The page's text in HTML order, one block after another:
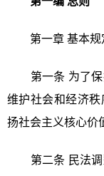
第一章 基本规
第一条 为了保
维护社会和经济
扬社会主义核心价
第二条 民法调